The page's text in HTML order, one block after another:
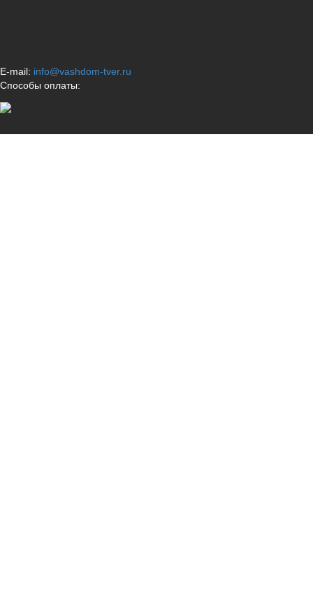
E-mail: info@vashdom-tver.ru
Способы оплаты: